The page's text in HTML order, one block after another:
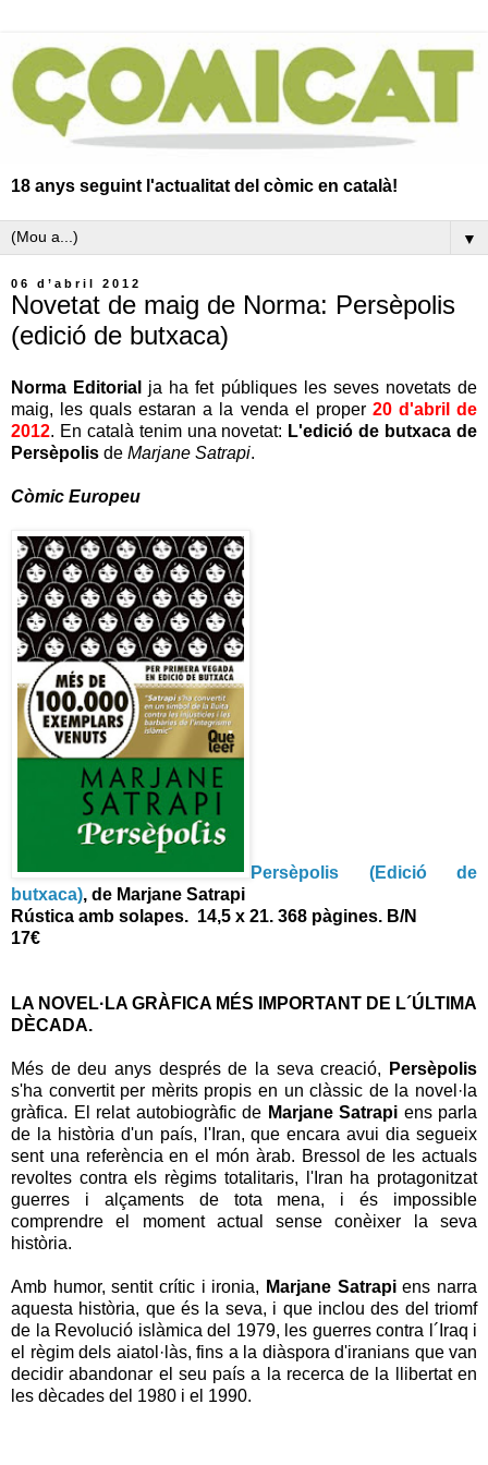
18 anys seguint l'actualitat del còmic en català!
▼
06 d’abril 2012
Novetat de maig de Norma: Persèpolis
(edició de butxaca)
Norma Editorial
ja ha fet públiques les seves novetats de
maig, les quals estaran a la venda el proper 20 d'abril de
2012. En català tenim una novetat: L'edició de butxaca de
Persèpolis de Marjane Satrapi.
Còmic Europeu
Persèpolis (Edició de
butxaca), de Marjane Satrapi
Rústica amb solapes. 14,5 x 21. 368 pàgines. B/N
17€
LA NOVEL·LA GRÀFICA MÉS IMPORTANT DE L´ÚLTIMA
DÈCADA.
Més de deu anys després de la seva creació,
Persèpolis
s'ha convertit per mèrits propis en un clàssic de la novel·la
gràfica. El relat autobiogràfic de Marjane Satrapi ens parla
de la història d'un país, l'Iran, que encara avui dia segueix
sent una referència en el món àrab. Bressol de les actuals
revoltes contra els règims totalitaris, l'Iran ha protagonitzat
guerres i alçaments de tota mena, i és impossible
comprendre el moment actual sense conèixer la seva
història.
Amb humor, sentit crític i ironia, Marjane Satrapiens narra
aquesta història, que és la seva, i que inclou des del triomf
de la Revolució islàmica del 1979, les guerres contra l´Iraq i
el règim dels aiatol·làs, fins a la diàspora d'iranians que van
decidir abandonar el seu país a la recerca de la llibertat en
les dècades del 1980 i el 1990.